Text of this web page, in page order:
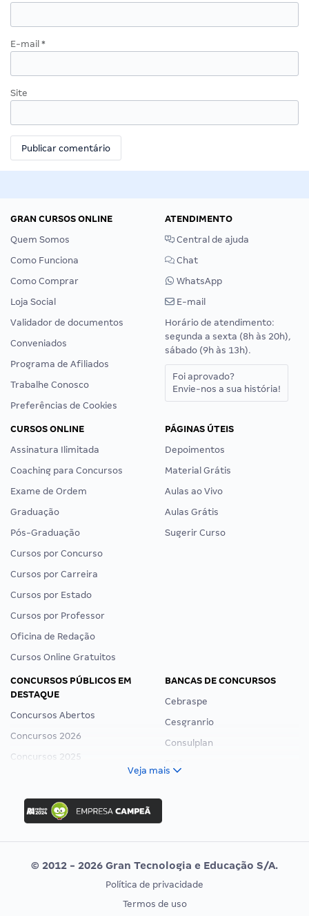
E-mail *
Site
GRAN CURSOS ONLINE
Quem Somos
Como Funciona
Como Comprar
Loja Social
Validador de documentos
Conveniados
Programa de Afiliados
Trabalhe Conosco
Preferências de Cookies
ATENDIMENTO
Central de ajuda
Chat
WhatsApp
E-mail
Horário de atendimento:
segunda a sexta (8h às 20h),
sábado (9h às 13h).
Foi aprovado?
Envie-nos a sua história!
CURSOS ONLINE
Assinatura Ilimitada
Coaching para Concursos
Exame de Ordem
Graduação
Pós-Graduação
Cursos por Concurso
Cursos por Carreira
Cursos por Estado
Cursos por Professor
Oficina de Redação
Cursos Online Gratuitos
PÁGINAS ÚTEIS
Depoimentos
Material Grátis
Aulas ao Vivo
Aulas Grátis
Sugerir Curso
CONCURSOS PÚBLICOS EM
DESTAQUE
Concursos Abertos
Concursos 2026
Concursos 2025
Concurso Ibama
Concurso MPU
Editais publicados
BANCAS DE CONCURSOS
Cebraspe
Cesgranrio
Consulplan
Vunesp
CONCURSOS POR PROFISSÃO
EXAME DE ORDEM
Veja mais
© 2012 - 2026 Gran Tecnologia e Educação S/A.
Política de privacidade
Termos de uso